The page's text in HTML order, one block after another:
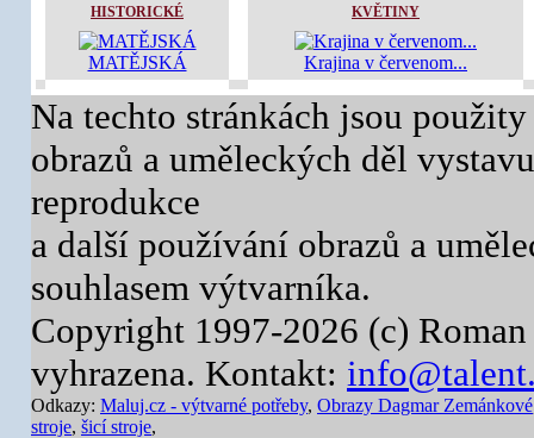
HISTORICKÉ
MATĚJSKÁ
KVĚTINY
Krajina v červenom...
Na techto stránkách jsou
obrazů a uměleckých děl
reprodukce
a další používání obrazů a
souhlasem výtvarníka.
Copyright 1997-2026 (c)
vyhrazena. Kontakt:
Odkazy: Maluj.cz - výtvarné potřeby, Obrazy Dagmar Zemánkové
stroje, šicí stroje,